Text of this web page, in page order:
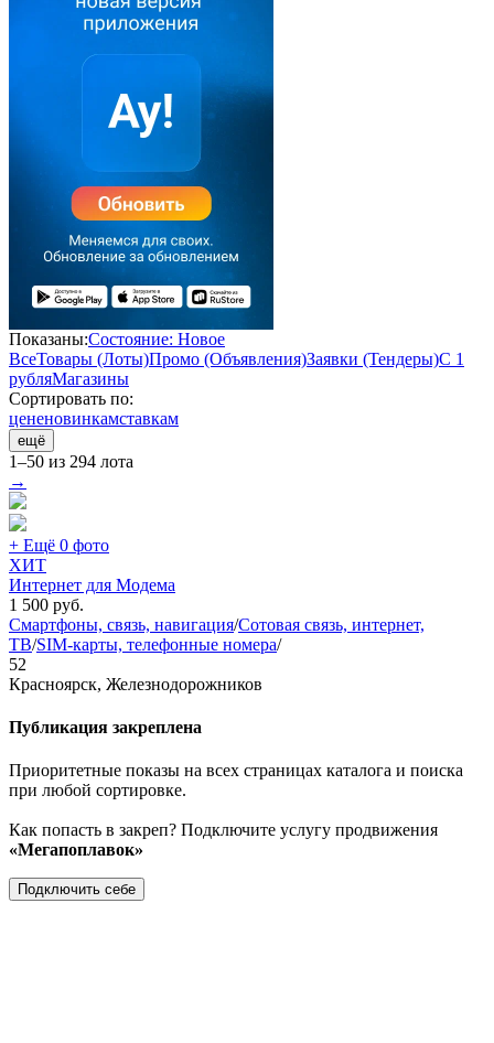
Показаны:Состояние: Новое
ВсеТовары (Лоты)Промо (Объявления)Заявки (Тендеры)С 1
рубляМагазины
Сортировать по:
цененовинкамставкам
ещё
1–50 из 294 лота
→
+ Ещё 0 фото
ХИТ
Интернет для Модема
1 500 руб.
Смартфоны, связь, навигация/Сотовая связь, интернет,
ТВ/SIM-карты, телефонные номера/
52
Красноярск, Железнодорожников
Публикация закреплена
Приоритетные показы на всех страницах каталога и поиска
при любой сортировке.
Как попасть в закреп? Подключите услугу продвижения
«Мегапоплавок»
Подключить себе